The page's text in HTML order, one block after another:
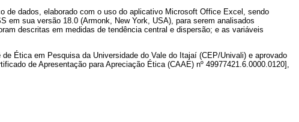
de dados, elaborado com o uso do aplicativo Microsoft Office Excel, sendo
em sua versão 18.0 (Armonk, New York, USA), para serem analisados
descritas em medidas de tendência central e dispersão; e as variáveis
Ética em Pesquisa da Universidade do Vale do Itajaí (CEP/Univali) e aprovado
de Apresentação para Apreciação Ética (CAAE) nº 49977421.6.0000.0120],